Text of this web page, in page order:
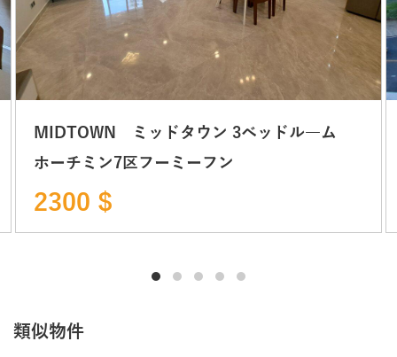
MIDTOWN ミッドタウン 3ベッドル―ム
ホーチミン7区フーミーフン
2300 $
類似物件